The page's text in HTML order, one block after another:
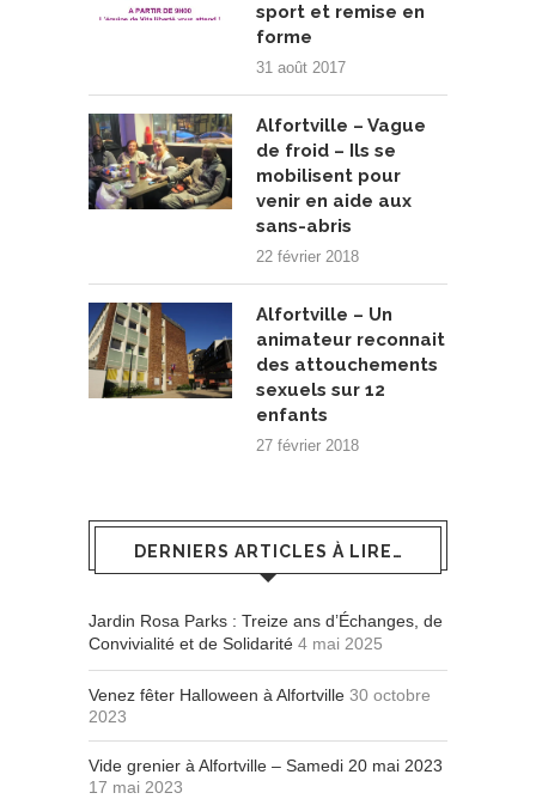
sport et remise en
forme
31 août 2017
Alfortville – Vague
de froid – Ils se
mobilisent pour
venir en aide aux
sans-abris
22 février 2018
Alfortville – Un
animateur reconnait
des attouchements
sexuels sur 12
enfants
27 février 2018
DERNIERS ARTICLES À LIRE…
Jardin Rosa Parks : Treize ans d’Échanges, de
Convivialité et de Solidarité 4 mai 2025
Venez fêter Halloween à Alfortville 30 octobre
2023
Vide grenier à Alfortville – Samedi 20 mai 2023
17 mai 2023